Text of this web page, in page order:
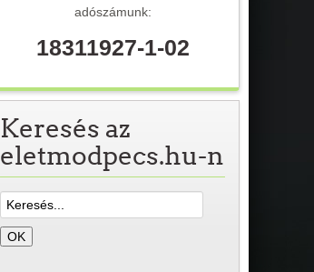
adószámunk:
18311927-1-02
Keresés az
eletmodpecs.hu-n